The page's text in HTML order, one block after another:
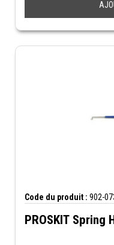
Code du produit : 902-
PROSKIT Spring